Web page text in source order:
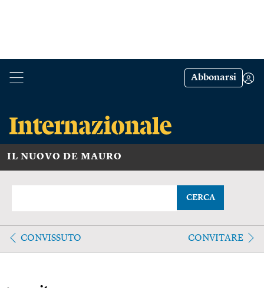
Abbonarsi
IL NUOVO DE MAURO
CERCA
CONVISSUTO CONVITARE